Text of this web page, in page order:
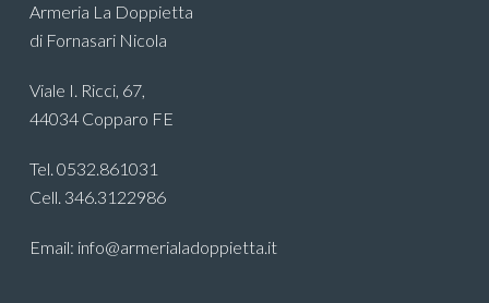
Armeria La Doppietta
di Fornasari Nicola
Viale I. Ricci, 67,
44034 Copparo FE
Tel. 0532.861031
Cell. 346.3122986
Email: info@armerialadoppietta.it